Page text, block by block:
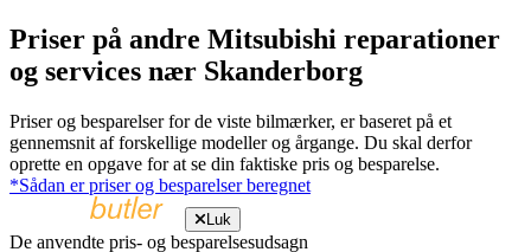
Priser på andre Mitsubishi reparationer
og services nær Skanderborg
Priser og besparelser for de viste bilmærker, er baseret på et
gennemsnit af forskellige modeller og årgange. Du skal derfor
oprette en opgave for at se din faktiske pris og besparelse.
*Sådan er priser og besparelser beregnet
Luk
De anvendte pris- og besparelsesudsagn